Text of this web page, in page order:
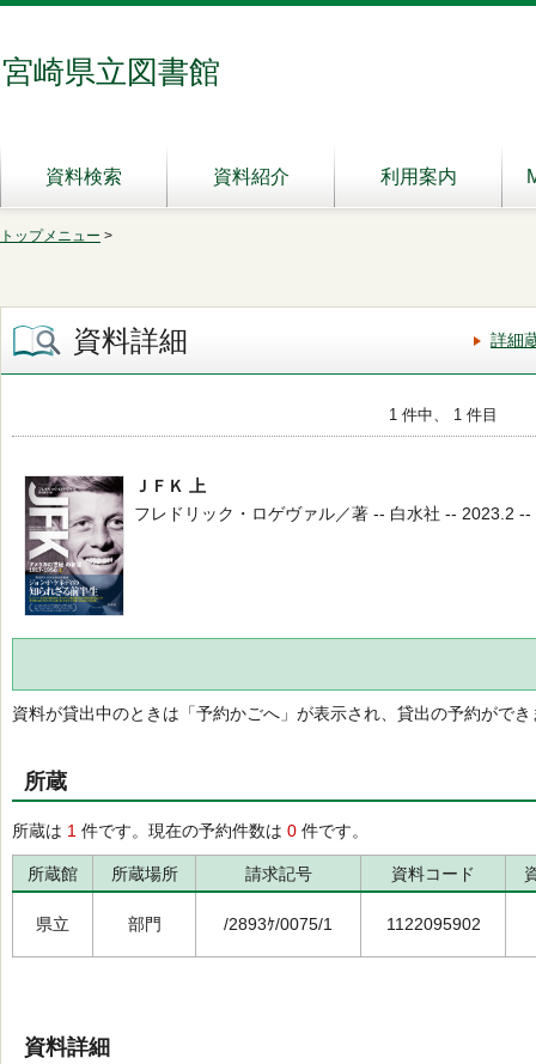
宮崎県立図書館
資料検索 資料紹介 利用案内
トップメニュー >
資料詳細 詳細
1 件中、 1 件目
ＪＦＫ 上
フレドリック・ロゲヴァル／著 -- 白水社 -- 2023.2 --
資料が貸出中のときは「予約かごへ」が表示され、貸出の予約ができ
所蔵
所蔵は 1 件です。現在の予約件数は 0 件です。
所蔵館 所蔵場所 請求記号 資料コード
県立 部門 /2893ｹ/0075/1 1122095902
資料詳細